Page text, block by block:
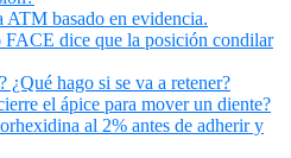
basado en evidencia.
dice que la posición condilar
¿Qué hago si se va a retener?
el ápice para mover un diente?
al 2% antes de adherir y